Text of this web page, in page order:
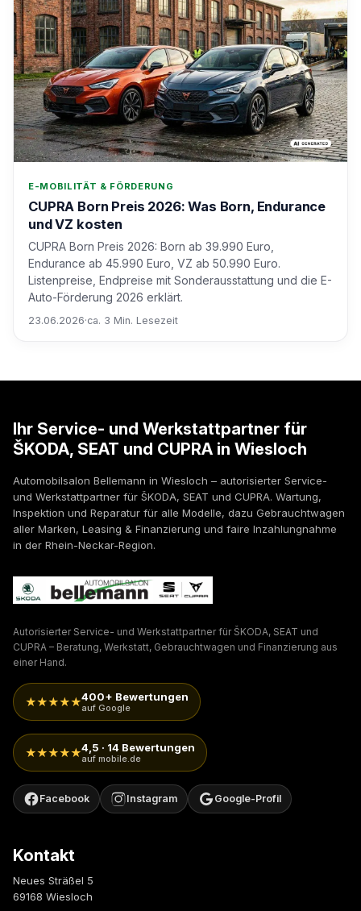
E-MOBILITÄT & FÖRDERUNG
CUPRA Born Preis 2026: Was Born, Endurance
und VZ kosten
CUPRA Born Preis 2026: Born ab 39.990 Euro,
Endurance ab 45.990 Euro, VZ ab 50.990 Euro.
Listenpreise, Endpreise mit Sonderausstattung und die E-
Auto-Förderung 2026 erklärt.
23.06.2026·ca. 3 Min. Lesezeit
Ihr Service- und Werkstattpartner für
ŠKODA, SEAT und CUPRA in Wiesloch
Automobilsalon Bellemann in Wiesloch – autorisierter Service-
und Werkstattpartner für ŠKODA, SEAT und CUPRA. Wartung,
Inspektion und Reparatur für alle Modelle, dazu Gebrauchtwagen
aller Marken, Leasing & Finanzierung und faire Inzahlungnahme
in der Rhein-Neckar-Region.
Autorisierter Service- und Werkstattpartner für ŠKODA, SEAT und
CUPRA – Beratung, Werkstatt, Gebrauchtwagen und Finanzierung aus
einer Hand.
★★★★★400+ Bewertungen
auf Google
★★★★★4,5 · 14 Bewertungen
auf mobile.de
Facebook Instagram Google-Profil
Kontakt
Neues Sträßel 5
69168 Wiesloch